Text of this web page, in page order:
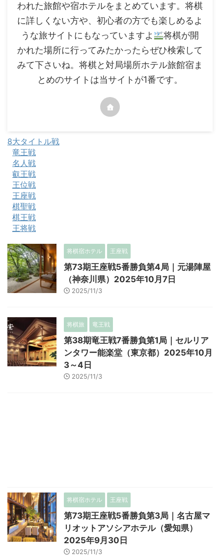
われた旅館や宿ホテルをまとめています。将棋
に詳しくない方や、初心者の方でも楽しめるよ
うな旅サイトにもなっていますよ
将棋が開
かれた場所に行ってみたかったらぜひ検索して
みて下さいね。将棋と対局場所ホテル旅館宿ま
とめのサイトは当サイトが1番です。
8大タイトル戦
竜王戦
名人戦
叡王戦
王位戦
王座戦
棋聖戦
棋王戦
王将戦
将棋宿ホテル 王座戦
第73期王座戦5番勝負第4局｜元湯陣屋
（神奈川県）2025年10月7日
2025/11/3
将棋旅 竜王戦
第38期竜王戦7番勝負第1局｜セルリア
ンタワー能楽堂（東京都）2025年10月
3～4日
2025/11/3
将棋宿ホテル 王座戦
第73期王座戦5番勝負第3局｜名古屋マ
リオットアソシアホテル（愛知県）
2025年9月30日
2025/11/3